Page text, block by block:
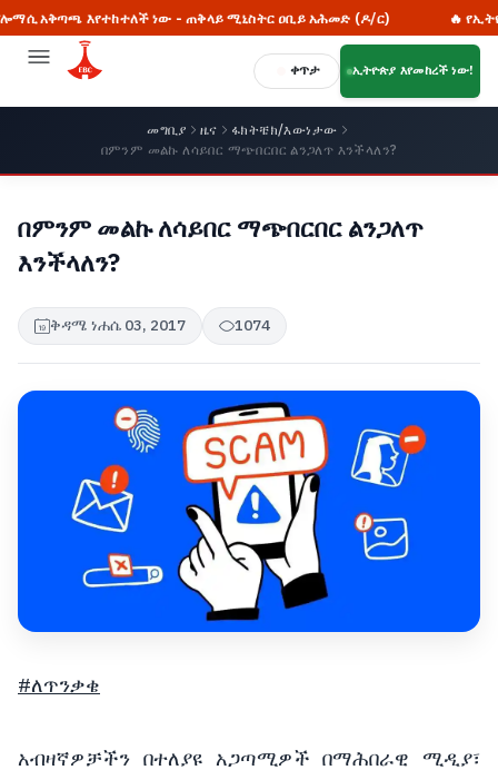
እየተከተለች ነው - ጠቅላይ ሚኒስትር ዐቢይ አሕመድ (ዶ/ር) 🔥 የኢትዮጵያ
ቀጥታ ኢትዮጵያ እየመከረች ነው!
መግቢያ ዜና
ፋክትቼክ/እውነታው
በምንም መልኩ ለሳይበር ማጭበርበር ልንጋለጥ እንችላለን?
በምንም መልኩ ለሳይበር ማጭበርበር ልንጋለጥ
እንችላለን?
ቅዳሜ ነሐሴ 03, 2017 1074
#ለጥንቃቄ
አብዛኛዎቻችን በተለያዩ አጋጣሚዎች በማሕበራዊ ሚዲያ፣